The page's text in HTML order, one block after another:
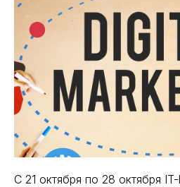
С 21 октября по 28 октября